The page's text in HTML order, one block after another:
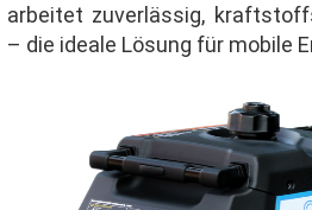
arbeitet zuverlässig,
– die ideale Lösung für mobile